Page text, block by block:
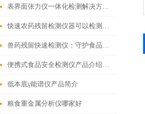
表界面张力仪一体化检测解决方案 助力环保与化工领域精准分析
快速农药残留检测仪器可以检测什么
兽药残留快速检测仪：守护食品安全的关键防线
便携式食品安全检测仪产品介绍说明
低本底γ能谱仪产品简介
粮食重金属分析仪哪家好